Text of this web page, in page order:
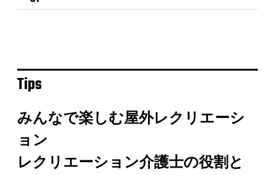
Tips
みんなで楽しむ屋外レクリエーシ
ョン
レクリエーション介護士の役割と